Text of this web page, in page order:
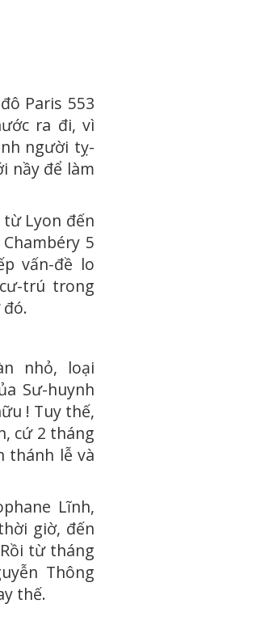
Paris 553
ra đi, vì
người tỵ-
nầy để làm
từ Lyon đến
5
vấn-đề lo
trú trong
nhỏ, loại
Sư-huynh
! Tuy thế,
cứ 2 tháng
thánh lễ và
Lĩnh,
giờ, đến
từ tháng
Thông
thế.